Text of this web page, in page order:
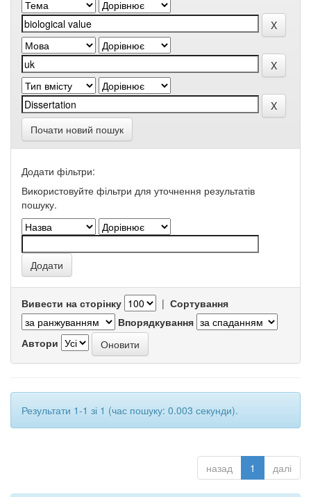
Почати новий пошук
Додати фільтри:
Використовуйте фільтри для уточнення результатів
пошуку.
Вивести на сторінку | Сортування
Впорядкування
Автори
Результати 1-1 зі 1 (час пошуку: 0.003 секунди).
назад 1 далі